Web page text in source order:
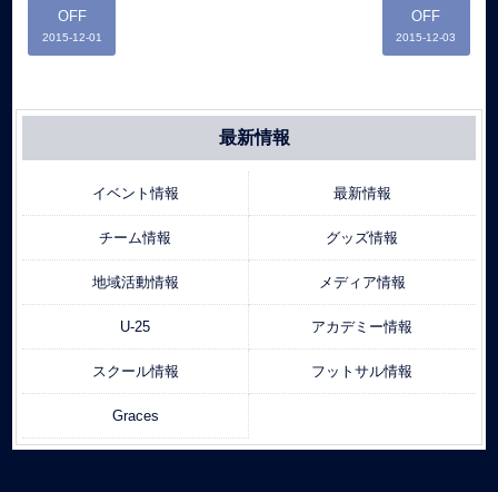
OFF
2015-12-01
OFF
2015-12-03
最新情報
イベント情報 最新情報
チーム情報 グッズ情報
地域活動情報 メディア情報
U-25 アカデミー情報
スクール情報 フットサル情報
Graces